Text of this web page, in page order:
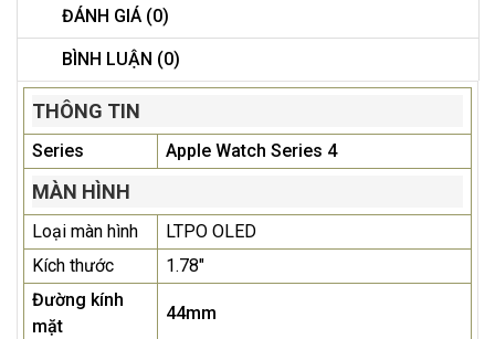
ĐÁNH GIÁ (0)
BÌNH LUẬN (0)
THÔNG TIN
Series Apple Watch Series 4
MÀN HÌNH
Loại màn hình
LTPO OLED
Kích thước
1.78"
Đường kính
mặt
44mm